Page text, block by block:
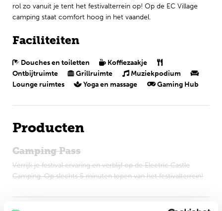
Inspiratie
Festivalnieuws
Contact
Mijn account
Nederlands
Engels
rol zo vanuit je tent het festivalterrein op! Op de EC Village
camping staat comfort hoog in het vaandel.
Faciliteiten
Douches en toiletten
Koffiezaakje
Ontbijtruimte
Grillruimte
Muziekpodium
Lounge ruimtes
Yoga en massage Gaming Hub
Producten
Camping Pass
Verrijk je festival ervaring en verblijf op de Electric Castle
Camping. Op slechts 5 minuten lopen van het festivalterrein!